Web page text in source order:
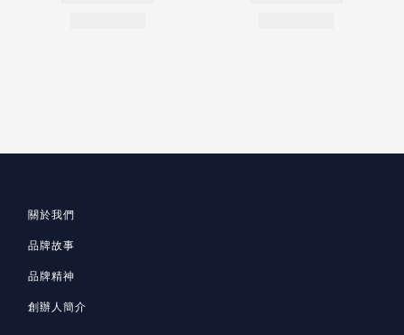
關於我們
品牌故事
品牌精神
創辦人簡介